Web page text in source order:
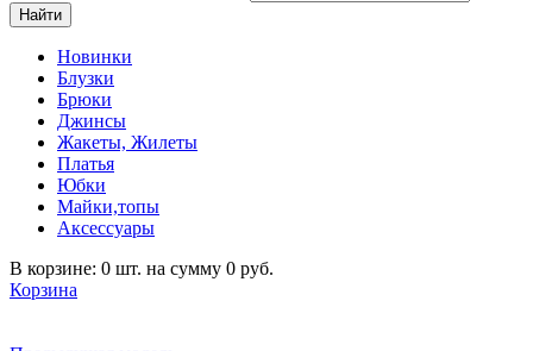
Новинки
Блузки
Брюки
Джинсы
Жакеты, Жилеты
Платья
Юбки
Майки,топы
Аксессуары
В корзине: 0 шт. на сумму 0 руб.
Корзина